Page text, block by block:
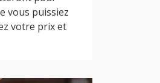
vous puissiez
votre prix et